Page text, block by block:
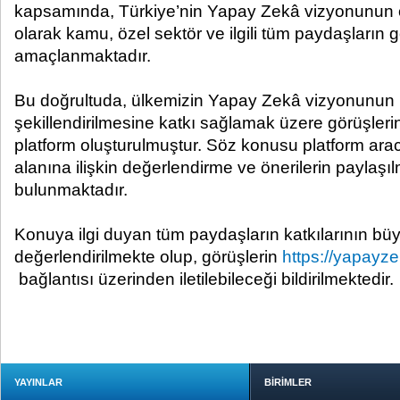
kapsamında, Türkiye’nin Yapay Zekâ
olarak kamu, özel sektör ve ilgili tüm paydaşların
amaçlanmaktadır.
Bu doğrultuda, ülkemizin Yapay Zekâ vizyonunun
şekillendirilmesine katkı sağlamak üzere
platform oluşturulmuştur. Söz konusu platform
alanına ilişkin değerlendirme ve önerilerin
bulunmaktadır.
Konuya ilgi duyan tüm paydaşların katkılarının
değerlendirilmekte olup, görüşlerin https://
bağlantısı üzerinden iletilebileceği bildirilmektedir.
YAYINLAR BİRİMLER